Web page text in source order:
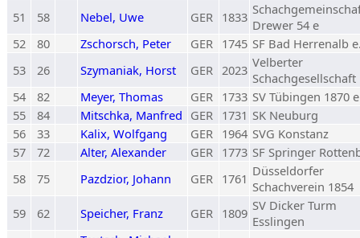
51 58 Nebel, Uwe GER 1833 Drewer 54 e
52
80 Zschorsch, Peter GER 1745 SF Bad Herrenalb
53
26 Szymaniak, Horst GER 2023 Velberter
Schachgesellschaft
54
82 Meyer, Thomas GER 1733 SV Tübingen 1870
55
84 Mitschka, Manfred GER 1731 SK Neuburg
56
33 Kalix, Wolfgang GER 1964 SVG Konstanz
57
72 Alter, Alexander GER 1773 SF Springer
58
75 Pazdzior, Johann GER 1761 Düsseldorfer
Schachverein 1854
59
62 Speicher, Franz GER 1809 SV Dicker Turm
Esslingen